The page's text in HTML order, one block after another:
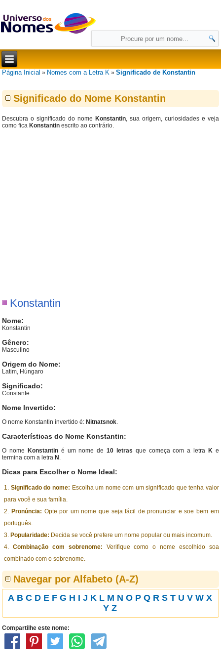
Página Inicial » Nomes com a Letra K »Significado de Konstantin
Significado do Nome Konstantin
Descubra o significado do nome Konstantin, sua origem, curiosidades e veja
como fica Konstantin escrito ao contrário.
Konstantin
Nome:
Konstantin
Gênero:
Masculino
Origem do Nome:
Latim, Húngaro
Significado:
Constante.
Nome Invertido:
O nome Konstantin invertido é: Nitnatsnok.
Características do Nome Konstantin:
O nome Konstantin é um nome de10 letras que começa com a letra Ke
termina com a letra N .
Dicas para Escolher o Nome Ideal:
Significado do nome: Escolha um nome com um significado que tenha valor
para você e sua família.
Pronúncia: Opte por um nome que seja fácil de pronunciar e soe bem em
português.
Popularidade: Decida se você prefere um nome popular ou mais incomum.
Combinação com sobrenome: Verifique como o nome escolhido soa
combinado com o sobrenome.
Navegar por Alfabeto (A-Z)
A B C D E F G H I J K L M N O P Q R S T U V W X
Y Z
Compartilhe este nome: